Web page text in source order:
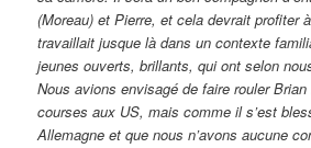
(Moreau) et Pierre, et cela devrait profiter
travaillait jusque là dans un contexte
jeunes ouverts, brillants, qui ont selon
Nous avions envisagé de faire rouler
courses aux US, mais comme il s’est
Allemagne et que nous n’avons aucune